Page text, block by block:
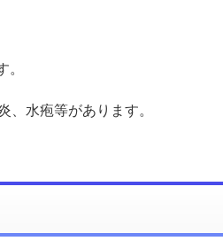
水疱等があります。